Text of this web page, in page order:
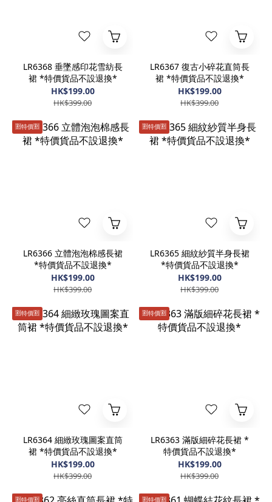
LR6368 垂墜感印花雪紡長
裙 *特價貨品不設退換*
HK$199.00
HK$399.00
LR6367 復古小碎花直筒長
裙 *特價貨品不設退換*
HK$199.00
HK$399.00
🈹️特價🈹️
LR6366 立體泡泡棉感長裙
*特價貨品不設退換*
HK$199.00
HK$399.00
🈹️特價🈹️
LR6365 細紋紗質半身長裙
*特價貨品不設退換*
HK$199.00
HK$399.00
🈹️特價🈹️
LR6364 細緻玫瑰圖案直筒
裙 *特價貨品不設退換*
HK$199.00
HK$399.00
🈹️特價🈹️
LR6363 滿版細碎花長裙 *
特價貨品不設退換*
HK$199.00
HK$399.00
🈹️特價🈹️ 🈹️特價🈹️